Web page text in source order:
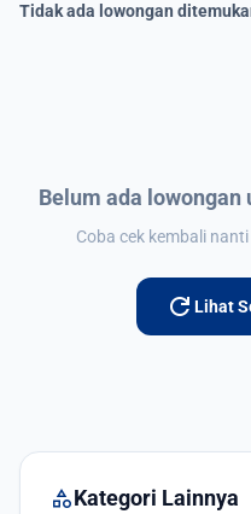
Tidak ada lowongan
Belum ada
Coba cek kembali
refresh Lihat
categoryKategori Lainnya